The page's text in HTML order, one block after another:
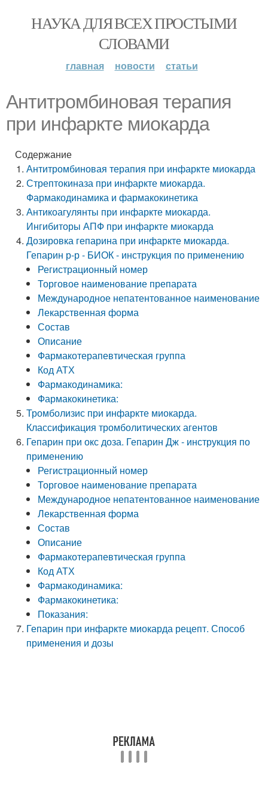
НАУКА ДЛЯ ВСЕХ ПРОСТЫМИ
СЛОВАМИ
главная новости статьи
Антитромбиновая терапия
при инфаркте миокарда
Содержание
Антитромбиновая терапия при инфаркте миокарда
Стрептокиназа при инфаркте миокарда.
Фармакодинамика и фармакокинетика
Антикоагулянты при инфаркте миокарда.
Ингибиторы АПФ при инфаркте миокарда
Дозировка гепарина при инфаркте миокарда.
Гепарин р-р - БИОК - инструкция по применению
Регистрационный номер
Торговое наименование препарата
Международное непатентованное наименование
Лекарственная форма
Состав
Описание
Фармакотерапевтическая группа
Код АТХ
Фармакодинамика:
Фармакокинетика:
Тромболизис при инфаркте миокарда.
Классификация тромболитических агентов
Гепарин при окс доза. Гепарин Дж - инструкция по
применению
Регистрационный номер
Торговое наименование препарата
Международное непатентованное наименование
Лекарственная форма
Состав
Описание
Фармакотерапевтическая группа
Код АТХ
Фармакодинамика:
Фармакокинетика:
Показания:
Гепарин при инфаркте миокарда рецепт. Способ
применения и дозы